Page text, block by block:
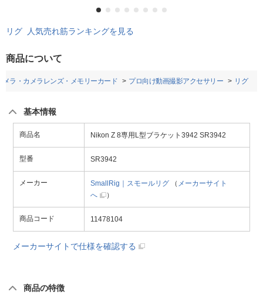
リグ 人気売れ筋ランキングを見る
商品について
メラ・カメラレンズ・メモリーカード プロ向け動画撮影アクセサリー リグ
基本情報
商品名 Nikon Z 8専用L型ブラケット3942 SR3942
型番 SR3942
メーカー SmallRig｜スモールリグ （ メーカーサイト
へ
）
商品コード 11478104
メーカーサイトで仕様を確認する
商品の特徴